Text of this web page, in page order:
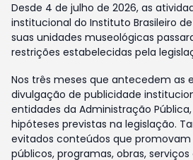
Desde 4 de julho de 2026, as
institucional do Instituto Brasileiro
suas unidades museológicas
restrições estabelecidas pela
Nos três meses que antecedem as
divulgação de publicidade
entidades da Administração
hipóteses previstas na legislação.
evitados conteúdos que
públicos, programas, obras,